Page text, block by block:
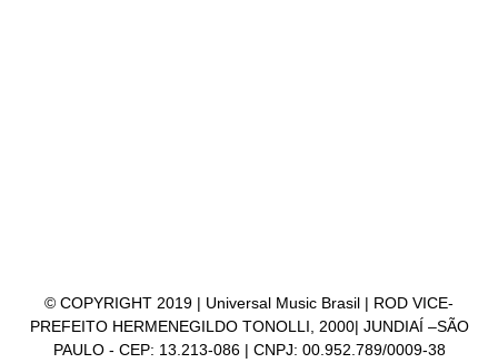
© COPYRIGHT 2019 | Universal Music Brasil | ROD VICE-
PREFEITO HERMENEGILDO TONOLLI, 2000| JUNDIAÍ –
SÃO PAULO - CEP: 13.213-086 | CNPJ: 00.952.789/0009-38